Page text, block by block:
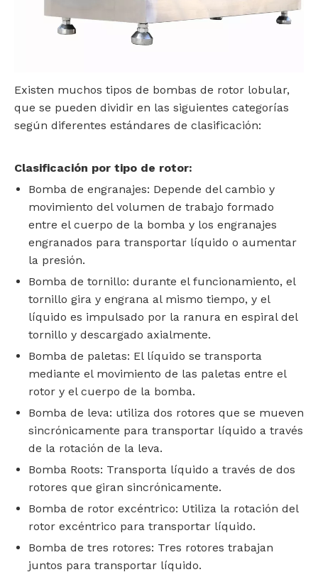
Existen muchos tipos de bombas de rotor lobular,
que se pueden dividir en las siguientes categorías
según diferentes estándares de clasificación:
Clasificación por tipo de rotor:
Bomba de engranajes: Depende del cambio y
movimiento del volumen de trabajo formado
entre el cuerpo de la bomba y los engranajes
engranados para transportar líquido o aumentar
la presión.
Bomba de tornillo: durante el funcionamiento, el
tornillo gira y engrana al mismo tiempo, y el
líquido es impulsado por la ranura en espiral del
tornillo y descargado axialmente.
Bomba de paletas: El líquido se transporta
mediante el movimiento de las paletas entre el
rotor y el cuerpo de la bomba.
Bomba de leva: utiliza dos rotores que se mueven
sincrónicamente para transportar líquido a través
de la rotación de la leva.
Bomba Roots: Transporta líquido a través de dos
rotores que giran sincrónicamente.
Bomba de rotor excéntrico: Utiliza la rotación del
rotor excéntrico para transportar líquido.
Bomba de tres rotores: Tres rotores trabajan
juntos para transportar líquido.